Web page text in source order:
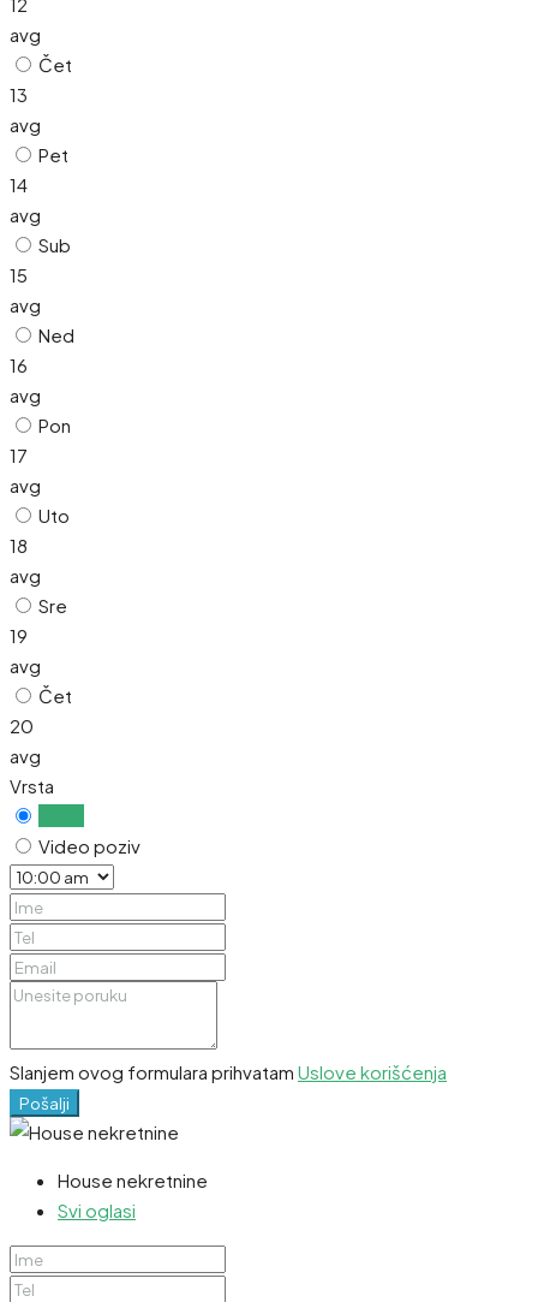
avg
Čet
13
avg
Pet
14
avg
Sub
15
avg
Ned
16
avg
Pon
17
avg
Uto
18
avg
Sre
19
avg
Čet
20
avg
Vrsta
Video poziv
Slanjem ovog formulara prihvatam Uslove korišćenja
Pošalji
House nekretnine
Svi oglasi